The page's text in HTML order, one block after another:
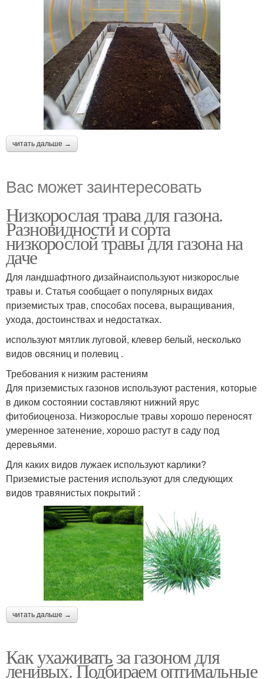
читать дальше →
Вас может заинтересовать
Низкорослая трава для газона.
Разновидности и сорта
низкорослой травы для газона на
даче
Для ландшафтного дизайнаиспользуют низкорослые
травы и. Статья сообщает о популярных видах
приземистых трав, способах посева, выращивания,
ухода, достоинствах и недостатках.
используют мятлик луговой, клевер белый, несколько
видов овсяниц и полевиц .
Требования к низким растениям
Для приземистых газонов используют растения, которые
в диком состоянии составляют нижний ярус
фитобиоценоза. Низкорослые травы хорошо переносят
умеренное затенение, хорошо растут в саду под
деревьями.
Для каких видов лужаек используют карлики?
Приземистые растения используют для следующих
видов травянистых покрытий :
читать дальше →
Как ухаживать за газоном для
ленивых. Подбираем оптимальные